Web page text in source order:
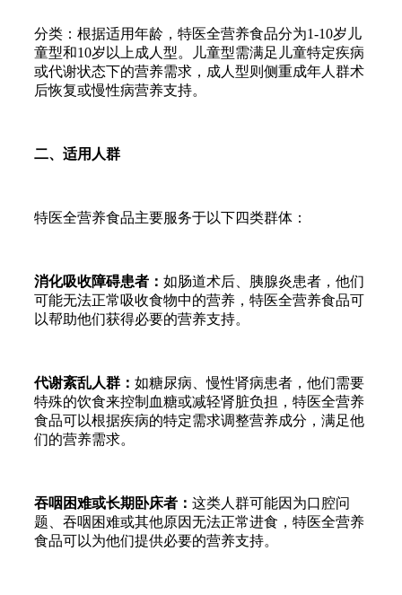
分类：根据适用年龄，特医全营养食品分为1-10岁儿
童型和10岁以上成人型。儿童型需满足儿童特定疾病
或代谢状态下的营养需求，成人型则侧重成年人群术
后恢复或慢性病营养支持。
二、适用人群
特医全营养食品主要服务于以下四类群体：
消化吸收障碍患者： 如肠道术后、胰腺炎患者，他们
可能无法正常吸收食物中的营养，特医全营养食品可
以帮助他们获得必要的营养支持。
代谢紊乱人群： 如糖尿病、慢性肾病患者，他们需要
特殊的饮食来控制血糖或减轻肾脏负担，特医全营养
食品可以根据疾病的特定需求调整营养成分，满足他
们的营养需求。
吞咽困难或长期卧床者： 这类人群可能因为口腔问
题、吞咽困难或其他原因无法正常进食，特医全营养
食品可以为他们提供必要的营养支持。